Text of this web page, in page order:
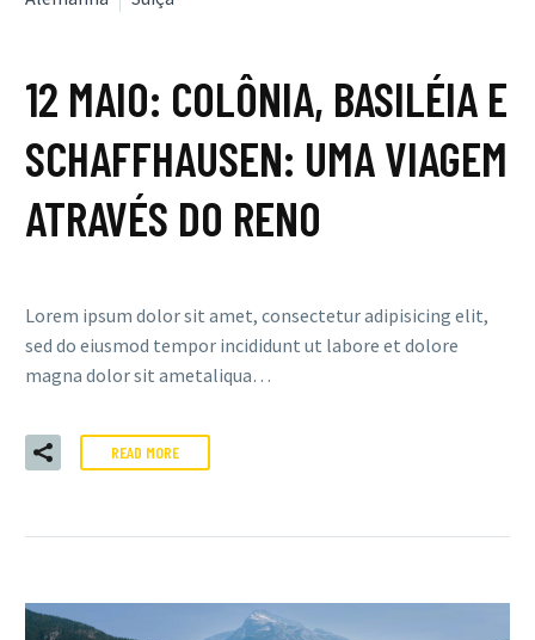
12 MAIO: COLÔNIA, BASILÉIA E
SCHAFFHAUSEN: UMA VIAGEM
ATRAVÉS DO RENO
Lorem ipsum dolor sit amet, consectetur adipisicing elit,
sed do eiusmod tempor incididunt ut labore et dolore
magna dolor sit ametaliqua…
READ MORE